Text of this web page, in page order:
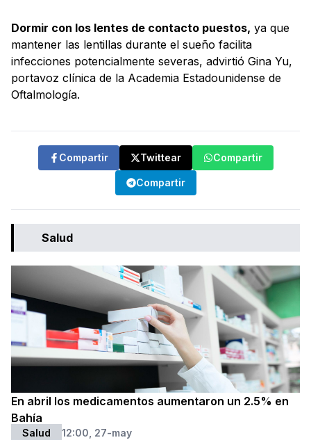
Dormir con los lentes de contacto puestos, ya que
mantener las lentillas durante el sueño facilita
infecciones potencialmente severas, advirtió Gina Yu,
portavoz clínica de la Academia Estadounidense de
Oftalmología.
Compartir Twittear Compartir
Compartir
Salud
En abril los medicamentos aumentaron un 2.5% en
Bahía
Salud 12:00, 27-may